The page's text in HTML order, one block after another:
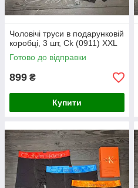
Чоловічі труси в подарунковій
коробці, 3 шт, Ck (0911) XXL
Готово до відправки
899 ₴
Купити